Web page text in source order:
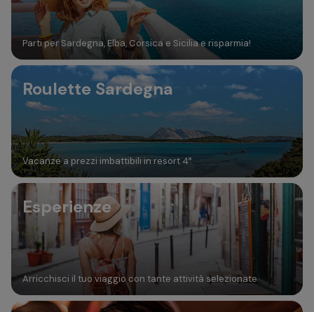
Parti per Sardegna, Elba, Corsica e Sicilia e risparmia!
Roulette Sardegna
Vacanze a prezzi imbattibili in resort 4*
Esperienze
Arricchisci il tuo viaggio con tante attività selezionate